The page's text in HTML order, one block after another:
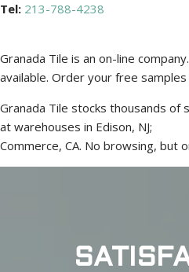
Tel: 213-788-4238
Granada Tile is an on-line
available. Order your free samples
Granada Tile stocks thousands
at warehouses in Edison, NJ;
Commerce, CA. No browsing, but